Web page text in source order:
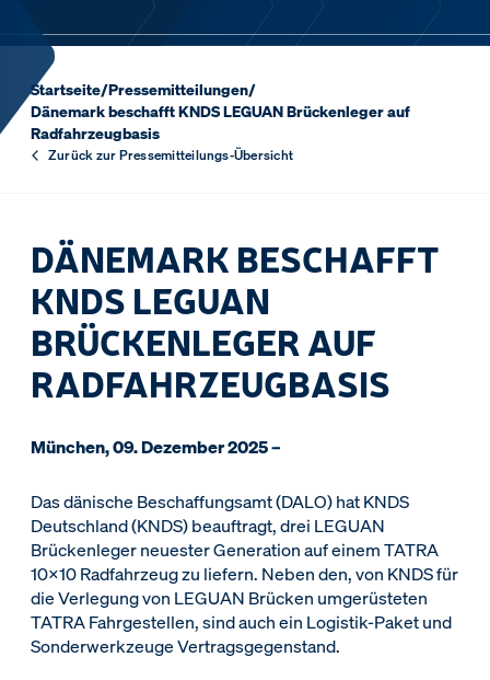
Startseite/Pressemitteilungen/
Dänemark beschafft KNDS LEGUAN Brückenleger auf
Radfahrzeugbasis
Zurück zur Pressemitteilungs-Übersicht
DÄNEMARK BESCHAFFT
KNDS LEGUAN
BRÜCKENLEGER AUF
RADFAHRZEUGBASIS
München, 09. Dezember 2025 –
Das dänische Beschaffungsamt (DALO) hat KNDS
Deutschland (KNDS) beauftragt, drei LEGUAN
Brückenleger neuester Generation auf einem TATRA
10x10 Radfahrzeug zu liefern. Neben den, von KNDS für
die Verlegung von LEGUAN Brücken umgerüsteten
TATRA Fahrgestellen, sind auch ein Logistik-Paket und
Sonderwerkzeuge Vertragsgegenstand.